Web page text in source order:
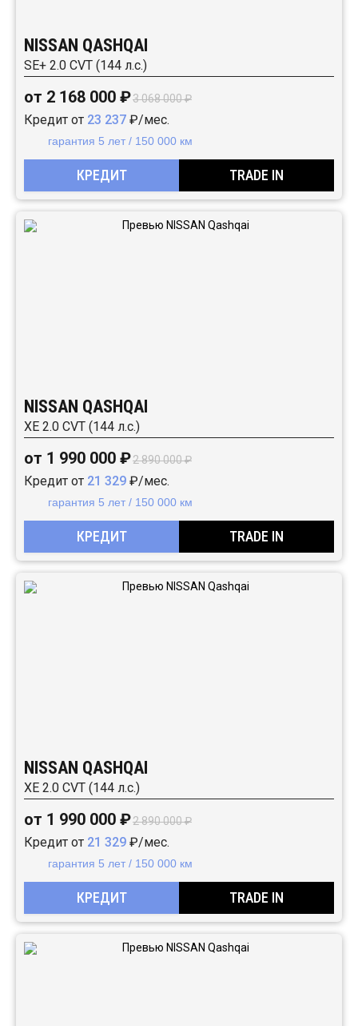
NISSAN QASHQAI
SE+ 2.0 CVT (144 л.с.)
от 2 168 000 ₽3 068 000 ₽
Кредит от 23 237 ₽/мес.
гарантия 5 лет / 150 000 км
КРЕДИТ TRADE IN
NISSAN QASHQAI
XE 2.0 CVT (144 л.с.)
от 1 990 000 ₽2 890 000 ₽
Кредит от 21 329 ₽/мес.
гарантия 5 лет / 150 000 км
КРЕДИТ TRADE IN
NISSAN QASHQAI
XE 2.0 CVT (144 л.с.)
от 1 990 000 ₽2 890 000 ₽
Кредит от 21 329 ₽/мес.
гарантия 5 лет / 150 000 км
КРЕДИТ TRADE IN